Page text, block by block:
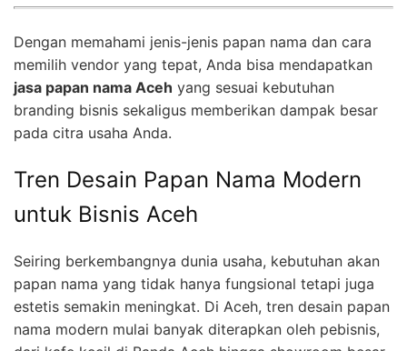
Dengan memahami jenis-jenis papan nama dan cara
memilih vendor yang tepat, Anda bisa mendapatkan
jasa papan nama Aceh yang sesuai kebutuhan
branding bisnis sekaligus memberikan dampak besar
pada citra usaha Anda.
Tren Desain Papan Nama Modern
untuk Bisnis Aceh
Seiring berkembangnya dunia usaha, kebutuhan akan
papan nama yang tidak hanya fungsional tetapi juga
estetis semakin meningkat. Di Aceh, tren desain papan
nama modern mulai banyak diterapkan oleh pebisnis,